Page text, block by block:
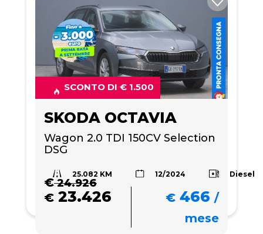
SCONTO DI € 1.500
SKODA OCTAVIA
Wagon 2.0 TDI 150CV Selection
DSG
25.082 KM 12/2024 Diesel
€24.926
€ 23.426 € 466 /
mese